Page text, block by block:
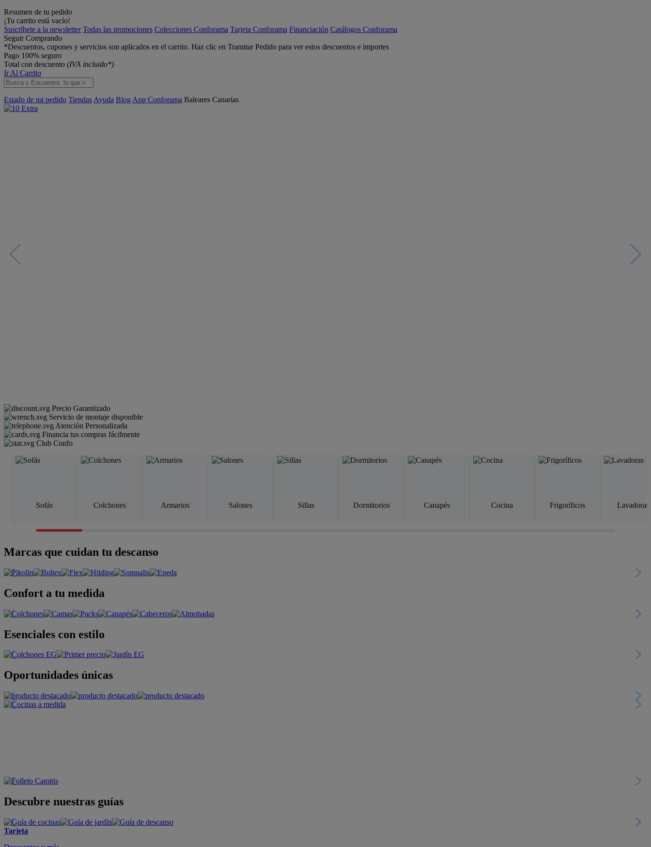
Resumen de tu pedido
¡Tu carrito está vacío!
Suscríbete a la newsletter Todas las promociones Colecciones Conforama Tarjeta Conforama Financiación Catálogos Conforama
Seguir Comprando
*Descuentos, cupones y servicios son aplicados en el carrito. Haz clic en Tramitar Pedido para ver estos descuentos e importes
Pago 100% seguro
Total con descuento (IVA incluido*)
Ir Al Carrito
Estado de mi pedido Tiendas Ayuda Blog App Conforama Baleares Canarias
Precio Garantizado
Servicio de montaje disponible
Atención Personalizada
Financia tus compras fácilmente
Club Confo
Sofás Colchones Armarios Salones Sillas Dormitorios Canapés Cocina Frigoríficos Lavadoras
Marcas que cuidan tu descanso
Confort a tu medida
Esenciales con estilo
Oportunidades únicas
Descubre nuestras guías
Tarjeta